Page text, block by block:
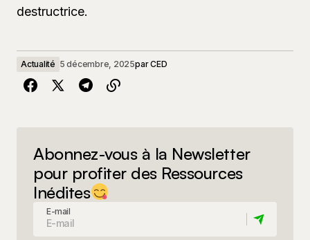
destructrice.
Actualité 5 décembre, 2025parCED
Abonnez-vous à la Newsletter
pour profiter des Ressources
Inédites
E-mail